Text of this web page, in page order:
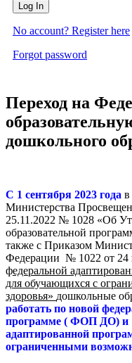
Log In
No account? Register here
Forgot password
Переход на
дошкольного
С 1 сентября 2023 года в
Министерства
25.11.2022 № 1028 «Об
образовательной
также с Приказом
Федерации № 1022 от 24
федеральной
для обучающихся с
здоровья» дошкольные
работать по новой
программе ( ФОП ДО) и
адаптированной
ограниченными